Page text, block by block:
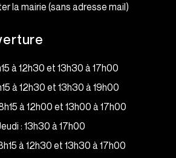
la mairie (sans adresse mail)
à 12h30 et 13h30 à 17h00
à 12h30 et 13h30 à 19h00
à 12h00 et 13h00 à 17h00
: 13h30 à 17h00
à 12h30 et 13h30 à 17h00